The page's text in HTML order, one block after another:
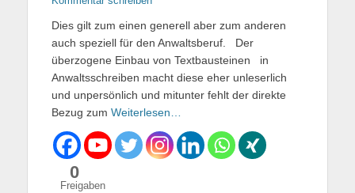
Dies gilt zum einen generell aber zum anderen
auch speziell für den Anwaltsberuf. Der
überzogene Einbau von Textbausteinen in
Anwaltsschreiben macht diese eher unleserlich
und unpersönlich und mitunter fehlt der direkte
Bezug zum Weiterlesen…
0
Freigaben